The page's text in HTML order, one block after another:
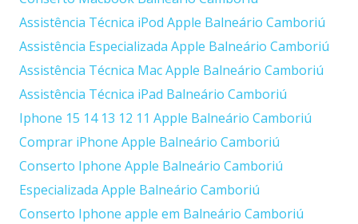
Assistência Técnica iPod Apple Balneário Camboriú
Assistência Especializada Apple Balneário Camboriú
Assistência Técnica Mac Apple Balneário Camboriú
Assistência Técnica iPad Balneário Camboriú
Iphone 15 14 13 12 11 Apple Balneário Camboriú
Comprar iPhone Apple Balneário Camboriú
Conserto Iphone Apple Balneário Camboriú
Especializada Apple Balneário Camboriú
Conserto Iphone apple em Balneário Camboriú